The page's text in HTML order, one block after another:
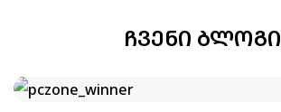
ᲩᲕᲔᲜᲘ ᲑᲚᲝᲒᲘ